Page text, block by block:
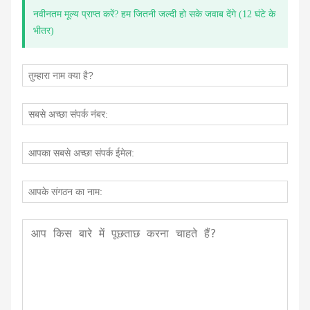
नवीनतम मूल्य प्राप्त करें? हम जितनी जल्दी हो सके जवाब देंगे (12 घंटे के
भीतर)